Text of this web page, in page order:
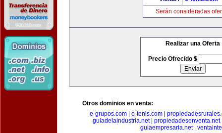
Serán consideradas
Realizar una Oferta
Precio Ofrecido $
Otros dominios en venta:
e-grupos.com
e-tenis.com
guiadelaindustria.net propiedadesenventa.net
guiaempresaria.net|